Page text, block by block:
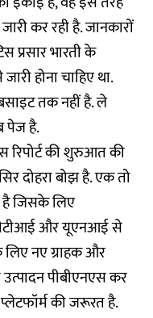
कर रही है. जानकारों
प्रसार भारती के
होना चाहिए था.
तक नहीं है. ले
पेज है.
रिपोर्ट की शुरुआत की
दोहरा बोझ है. एक तो
है जिसके लिए
और यूएनआई से
नए ग्राहक और
पीबीएनएस कर
की जरूरत है.